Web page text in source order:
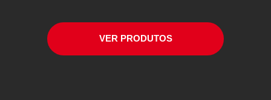
VER PRODUTOS